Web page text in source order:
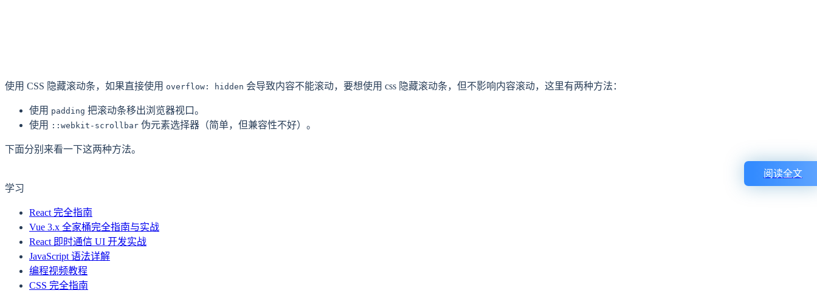
使用 CSS 隐藏滚动条，如果直接使用 overflow: hidden 会导致内容不能滚动，要想使用 css 隐藏滚动条，但不影响内容滚动，这里有两种方法：
使用 padding 把滚动条移出浏览器视口。
使用
::webkit-scrollbar 伪元素选择器（简单，但兼容性不好）。
下面分别来看一下这两种方法。
阅读全文
学习
React 完全指南
Vue 3.x 全家桶完全指南与实战
React 即时通信 UI 开发实战
JavaScript 语法详解
编程视频教程
CSS 完全指南